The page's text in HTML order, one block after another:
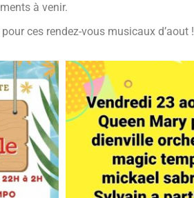
à venir.
ces rendez-vous musicaux d’aout !